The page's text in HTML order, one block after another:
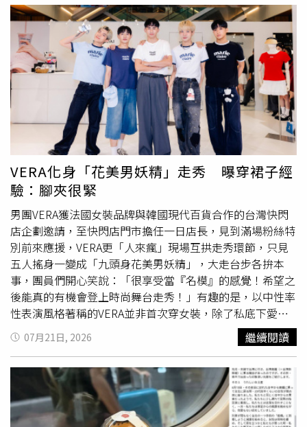
下，引起周圍球迷側目，也讓影片在社群媒體上瘋傳。事後
《TMZ》找到該名男子查維斯（Robert "Bob" Chavez），
查維斯表示自己是一名越戰退伍軍人，許多昔日戰友都在戰
爭中犧牲，因此每當國歌響起，心中都會湧現特別深刻的情
緒。查維斯透露在要求對方起立之前，曾先告訴對方自己是
退伍老兵，也分享不少戰場經歷，希望年輕球迷能理解國歌
的意義，然而對方仍繼續坐著
，他才會一時情緒失控，伸手
拍了對方一下。查維斯強調網路上瘋傳的影片缺少最重要的
一段內容，就是事件發生後雙方很快就互相道歉，也化解誤
會，那名年輕球迷甚至主動買了一杯冰啤酒請他喝，兩人也
坐下來交流彼此的想法，分享為何如此重視美國國歌，以及
國歌對各自代表的不同意義。球場保全當時一度準備將查維
斯請離球場，但遭拍打的年輕球迷主動向保全表示事情已經
解決，事件最終和平落幕。芝加哥小熊球團事後證實查維斯
的說法，球團指出保全事後已與遭拍打的球迷確認情況，對
方表示雙方已自行和解，不希望任何人因此遭驅逐出場，也
不希望球團採取進一步行動，因此球團最終尊重其意願，未
再追究相關責任。
VERA化身「花美男妖精」走秀 曝穿裙子經
驗：腳夾很緊
男團VERA獲法國女裝品牌與韓國現代百貨合作的台灣快閃
店企劃邀請，至快閃店門市擔任一日店長，見到滿場粉絲特
別前來應援，VERA更「人來瘋」現場互拱走秀環節，只見
五人搖身一變成「九頭身花美男妖精」，大走台步各拚本
事，團員們開心笑說：「很享受當『名模』的感覺！希望之
後能真的有機會登上時尚舞台走秀！」有趣的是，以中性率
性表演風格著稱的VERA並非首次穿女裝，除了私底下愛穿
中性短版T外，先前也因出席活動而有穿裙子表演的經驗，
藍弟表示：「畢竟我們就是主打著什麼風格都可以駕馭！跳
脫傳統框架去穿搭做表演，覺得很有意義，也能創造出各種
不被侷限的表演形式！」孟維則分享過去在時裝周上穿裙子
的害羞經驗，「因為裙子比較短，很怕露出『底褲』，所以
坐著的時候都要腳夾很緊！」談到私底下的OOTD，團員都
07月21日, 2026 繼續閱讀